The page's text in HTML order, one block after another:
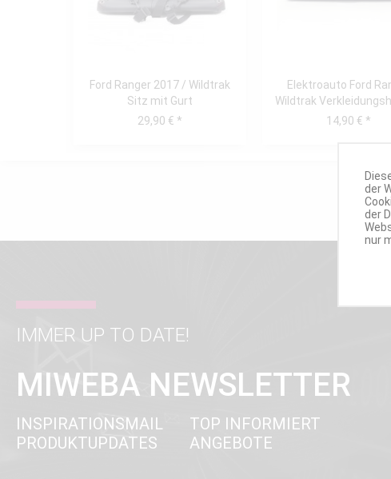
Ford Ranger 2017 / Wildtrak
Sitz mit Gurt
29,90 € *
Elektroauto Ford
Wildtrak
Fußtritt...
14,90 € *
IMMER UP TO DATE!
MIWEBA NEWSLETTER
INSPIRATIONSMAIL
PRODUKTUPDATES
TOP INFORMIERT
ANGEBOTE
der
der
nur